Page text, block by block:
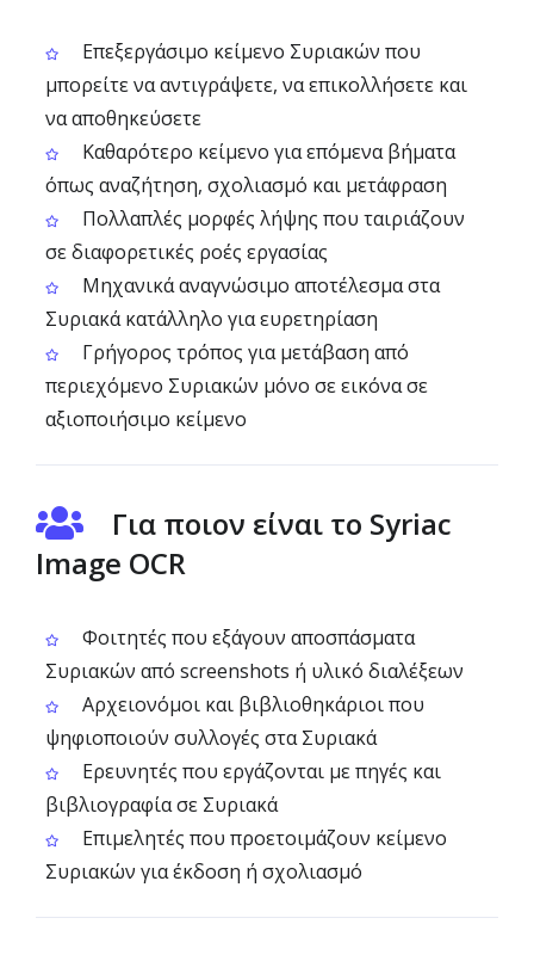
Επεξεργάσιμο κείμενο Συριακών που
μπορείτε να αντιγράψετε, να επικολλήσετε και
να αποθηκεύσετε
Καθαρότερο κείμενο για επόμενα βήματα
όπως αναζήτηση, σχολιασμό και μετάφραση
Πολλαπλές μορφές λήψης που ταιριάζουν
σε διαφορετικές ροές εργασίας
Μηχανικά αναγνώσιμο αποτέλεσμα στα
Συριακά κατάλληλο για ευρετηρίαση
Γρήγορος τρόπος για μετάβαση από
περιεχόμενο Συριακών μόνο σε εικόνα σε
αξιοποιήσιμο κείμενο
Για ποιον είναι το Syriac
Image OCR
Φοιτητές που εξάγουν αποσπάσματα
Συριακών από screenshots ή υλικό διαλέξεων
Αρχειονόμοι και βιβλιοθηκάριοι που
ψηφιοποιούν συλλογές στα Συριακά
Ερευνητές που εργάζονται με πηγές και
βιβλιογραφία σε Συριακά
Επιμελητές που προετοιμάζουν κείμενο
Συριακών για έκδοση ή σχολιασμό